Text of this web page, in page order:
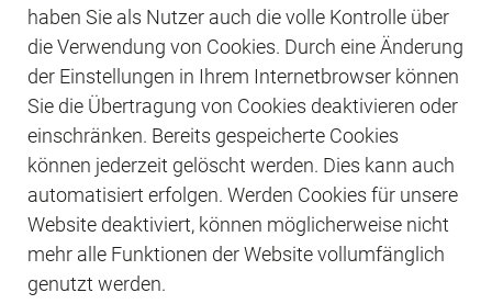
haben Sie als Nutzer auch die volle Kontrolle über
die Verwendung von Cookies. Durch eine Änderung
der Einstellungen in Ihrem Internetbrowser können
Sie die Übertragung von Cookies deaktivieren oder
einschränken. Bereits gespeicherte Cookies
können jederzeit gelöscht werden. Dies kann auch
automatisiert erfolgen. Werden Cookies für unsere
Website deaktiviert, können möglicherweise nicht
mehr alle Funktionen der Website vollumfänglich
genutzt werden.